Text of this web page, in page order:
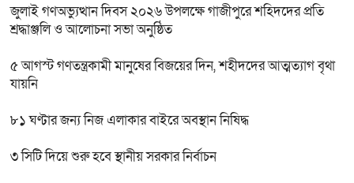
জুলাই গণঅভ্যুত্থান দিবস ২০২৬ উপলক্ষে গাজীপুরে শহিদদের প্রতি
শ্রদ্ধাঞ্জলি ও আলোচনা সভা অনুষ্ঠিত
৫ আগস্ট গণতন্ত্রকামী মানুষের বিজয়ের দিন, শহীদদের আত্মত্যাগ বৃথা
যায়নি
৮১ ঘণ্টার জন্য নিজ এলাকার বাইরে অবস্থান নিষিদ্ধ
৩ সিটি দিয়ে শুরু হবে স্থানীয় সরকার নির্বাচন